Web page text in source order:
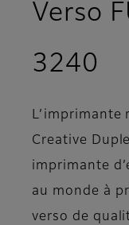
Verso
3240
L’imprimante
Creative
imprimante
au monde à
verso de